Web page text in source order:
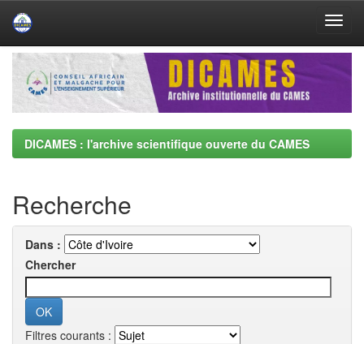
Skip
navigation
DICAMES : l'archive scientifique ouverte du CAMES
Recherche
Dans :
Chercher
Filtres courants :